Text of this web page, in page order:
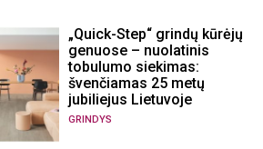
„Quick-Step“ grindų kūrėjų
genuose – nuolatinis
tobulumo siekimas:
švenčiamas 25 metų
jubiliejus Lietuvoje
GRINDYS